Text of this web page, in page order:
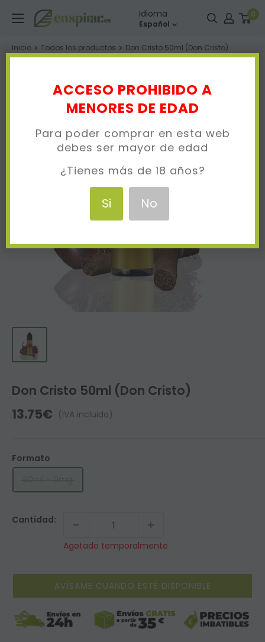
ACCESO PROHIBIDO A
MENORES DE EDAD
Para poder comprar en esta web
debes ser mayor de edad
¿Tienes más de 18 años?
Si No
directamente
contenido
Enspirar Idioma
Español
0
Inicio Todos los productos Don Cristo 50ml (Don Cristo)
Don Cristo 50ml (Don Cristo)
Precio
13.75€ (IVA incluido)
Formato
Cantidad:
Agotado temporalmente
AVÍSAME CUANDO ESTÉ DISPONIBLE